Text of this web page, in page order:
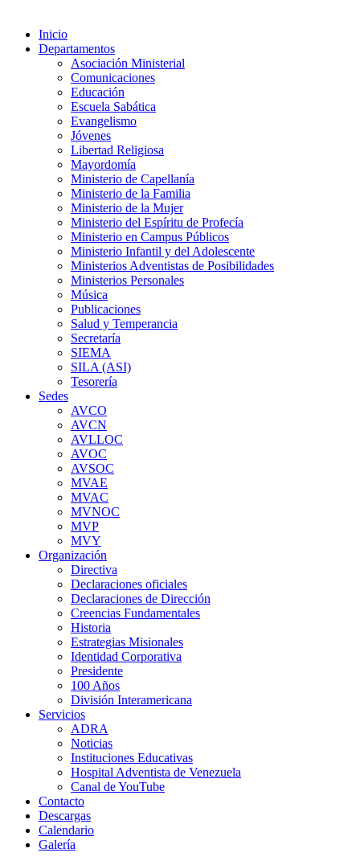
Inicio
Departamentos
Asociación Ministerial
Comunicaciones
Educación
Escuela Sabática
Evangelismo
Jóvenes
Libertad Religiosa
Mayordomía
Ministerio de Capellanía
Ministerio de la Familia
Ministerio de la Mujer
Ministerio del Espíritu de Profecía
Ministerio en Campus Públicos
Ministerio Infantil y del Adolescente
Ministerios Adventistas de Posibilidades
Ministerios Personales
Música
Publicaciones
Salud y Temperancia
Secretaría
SIEMA
SILA (ASI)
Tesorería
Sedes
AVCO
AVCN
AVLLOC
AVOC
AVSOC
MVAE
MVAC
MVNOC
MVP
MVY
Organización
Directiva
Declaraciones oficiales
Declaraciones de Dirección
Creencias Fundamentales
Historia
Estrategias Misionales
Identidad Corporativa
Presidente
100 Años
División Interamericana
Servicios
ADRA
Noticias
Instituciones Educativas
Hospital Adventista de Venezuela
Canal de YouTube
Contacto
Descargas
Calendario
Galería